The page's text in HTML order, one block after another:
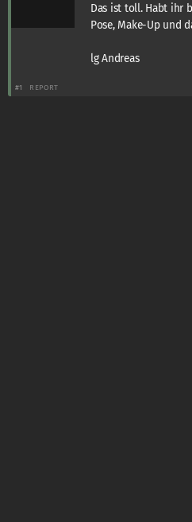
Das ist toll. Habt ihr
Pose, Make-Up und
lg Andreas
#1 REPORT